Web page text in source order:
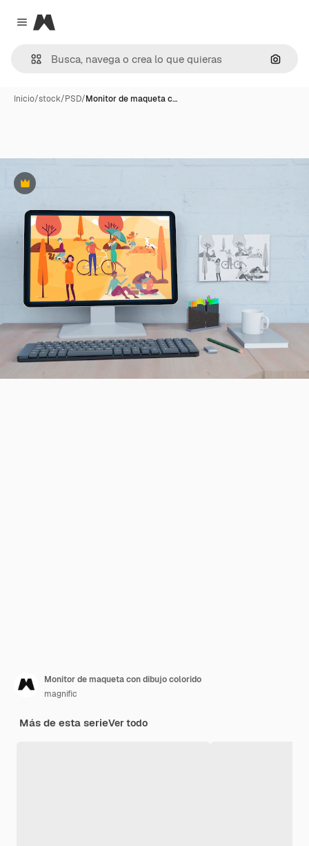
Close menu
Magnific
Inicio/stock/PSD/Monitor de maqueta c…
Premium
Monitor de maqueta con dibujo colorido
magnific
Más de esta serieVer todo